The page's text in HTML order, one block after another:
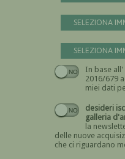
SELEZIONA
SELEZIONA
In base all'
2016/679
miei dati
desideri
galleria
la
delle nuove
che ci riguardano